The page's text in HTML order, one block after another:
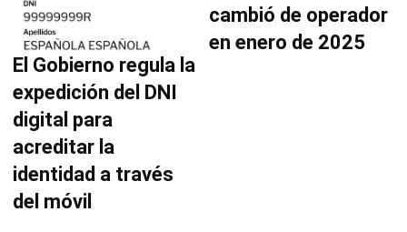
El Gobierno regula la
expedición del DNI
digital para
acreditar la
identidad a través
del móvil
cambió de operador
en enero de 2025